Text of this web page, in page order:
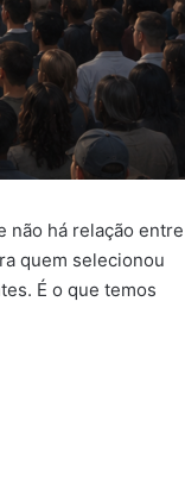
não há relação entre
quem selecionou
É o que temos